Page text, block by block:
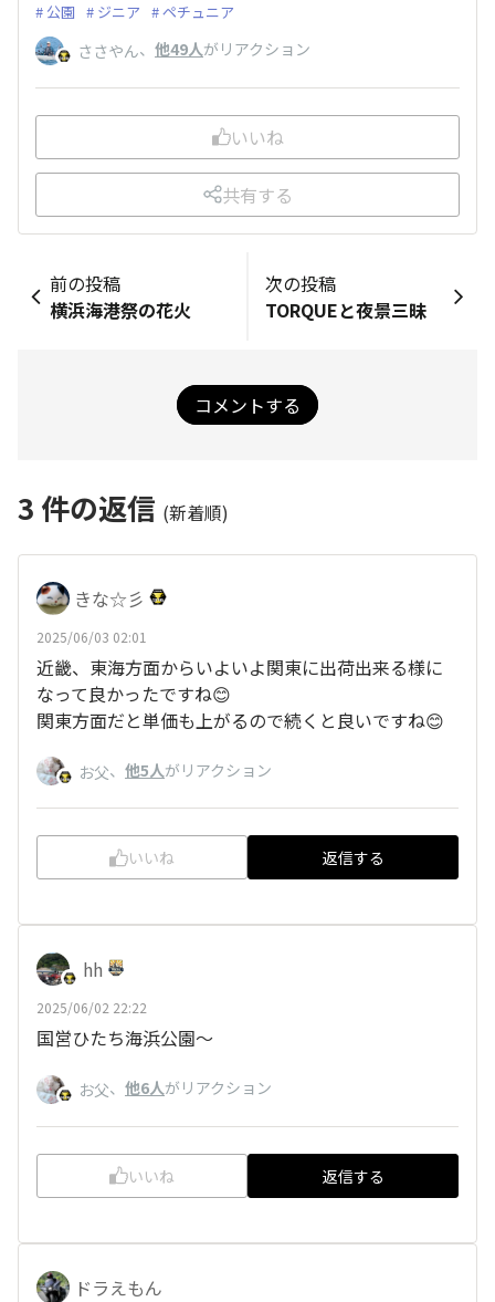
公園 ジニア ペチュニア
ささやん、 他49人がリアクション
いいね
共有する
前の投稿
横浜海港祭の花火
次の投稿
TORQUEと夜景三昧
コメントする
3 件の返信 (新着順)
きな☆彡
2025/06/03 02:01
近畿、東海方面からいよいよ関東に出荷出来る様に
なって良かったですね😊
関東方面だと単価も上がるので続くと良いですね😊
お父、 他5人がリアクション
いいね 返信する
hh
2025/06/02 22:22
国営ひたち海浜公園～
お父、 他6人がリアクション
いいね 返信する
ドラえもん